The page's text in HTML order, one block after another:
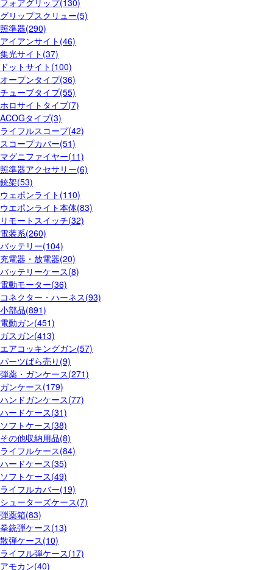
グリップスクリュー(5)
照準器(290)
アイアンサイト(46)
集光サイト(37)
ドットサイト(100)
オープンタイプ(36)
チューブタイプ(55)
ホロサイトタイプ(7)
ACOGタイプ(3)
ライフルスコープ(42)
スコープカバー(51)
マグニファイヤー(11)
照準器アクセサリー(6)
銃架(53)
ウェポンライト(110)
ウエポンライト本体(83)
リモートスイッチ(32)
電装系(260)
バッテリー(104)
充電器・放電器(20)
バッテリーケース(8)
電動モーター(36)
コネクター・ハーネス(93)
小部品(891)
電動ガン(451)
ガスガン(413)
エアコッキングガン(57)
パーツばら売り(9)
弾薬・ガンケース(271)
ガンケース(179)
ハンドガンケース(77)
ハードケース(31)
ソフトケース(38)
その他収納用品(8)
ライフルケース(84)
ハードケース(35)
ソフトケース(49)
ライフルカバー(19)
シューターズケース(7)
弾薬箱(83)
拳銃弾ケース(13)
散弾ケース(10)
ライフル弾ケース(17)
アモカン(40)